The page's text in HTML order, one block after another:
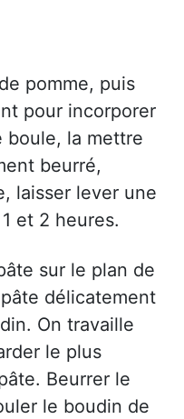
pomme, puis
pour incorporer
boule, la mettre
beurré,
laisser lever une
et 2 heures.
sur le plan de
délicatement
On travaille
le plus
Beurrer le
le boudin de